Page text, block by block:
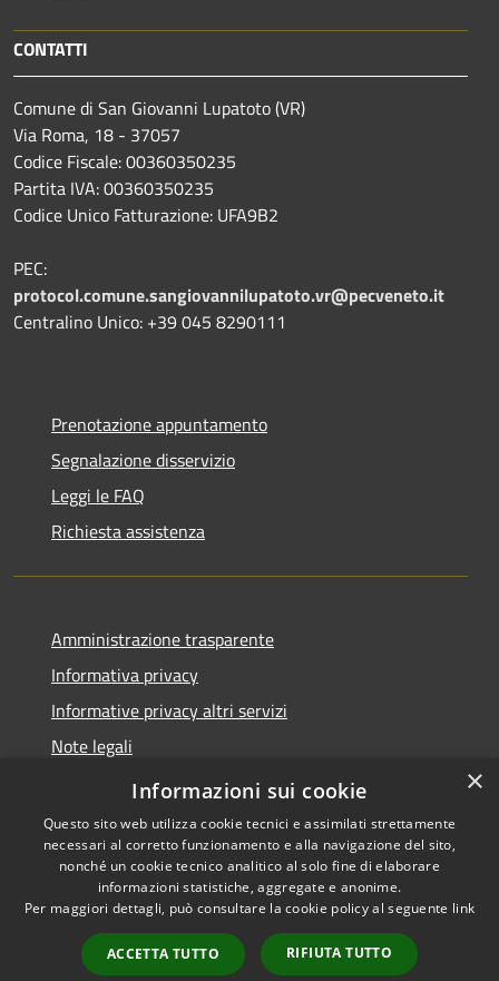
CONTATTI
Comune di San Giovanni Lupatoto (VR)
Via Roma, 18 - 37057
Codice Fiscale: 00360350235
Partita IVA: 00360350235
Codice Unico Fatturazione: UFA9B2
PEC:
protocol.comune.sangiovannilupatoto.vr@pecveneto.it
Centralino Unico: +39 045 8290111
Prenotazione appuntamento
Segnalazione disservizio
Leggi le FAQ
Richiesta assistenza
Amministrazione trasparente
Informativa privacy
Informative privacy altri servizi
Note legali
Dichiarazione di accessibilità
Accessibilità
Copyright © 2026 • Comune di
San Giovanni Lupatoto •
Powered byMunicipium
Accesso redazione
×
Informazioni sui cookie
Questo sito web utilizza cookie tecnici e assimilati strettamente
necessari al corretto funzionamento e alla navigazione del sito,
nonché un cookie tecnico analitico al solo fine di elaborare
informazioni statistiche, aggregate e anonime.
Per maggiori dettagli, può consultare la cookie policy al seguente link
ACCETTA TUTTO RIFIUTA TUTTO